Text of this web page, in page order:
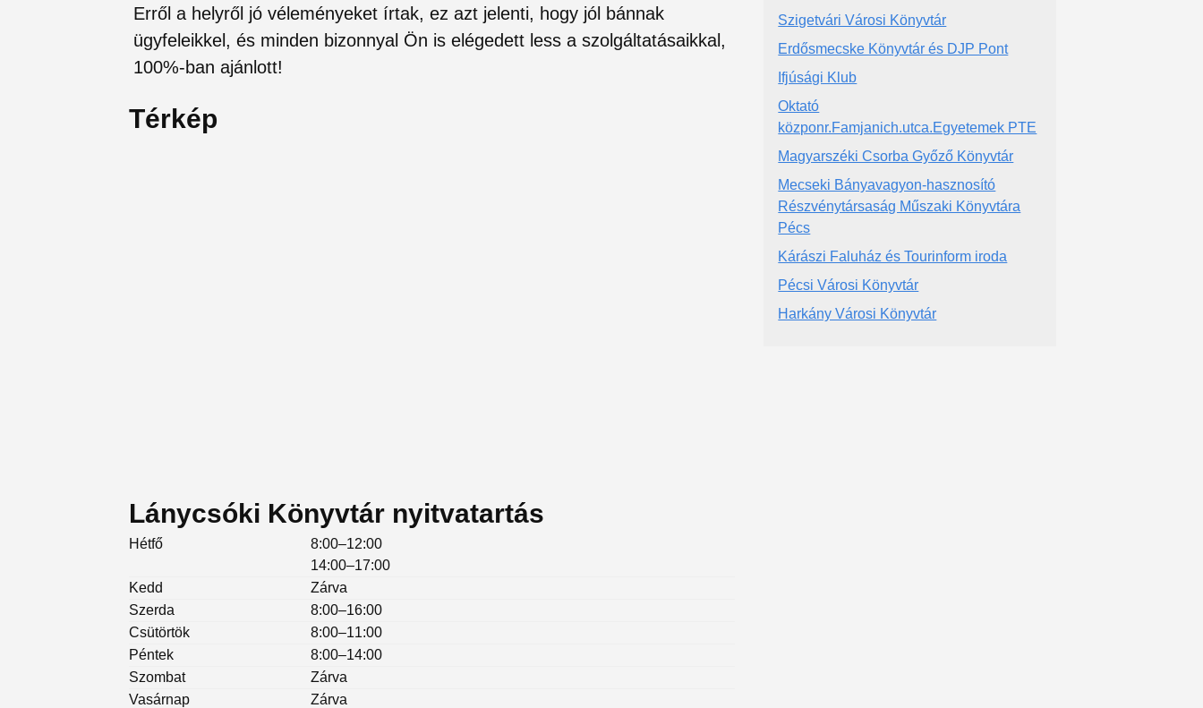
Erről a helyről jó véleményeket írtak, ez azt jelenti, hogy jól bánnak
ügyfeleikkel, és minden bizonnyal Ön is elégedett less a szolgáltatásaikkal,
100%-ban ajánlott!
Térkép
Lánycsóki Könyvtár nyitvatartás
Hétfő
8:00–12:00
14:00–17:00
Kedd
Zárva
Szerda
8:00–16:00
Csütörtök
8:00–11:00
Péntek
8:00–14:00
Szombat
Zárva
Vasárnap
Zárva
Szigetvári Városi Könyvtár
Erdősmecske Könyvtár és DJP Pont
Ifjúsági Klub
Oktató
közponr.Famjanich.utca.Egyetemek PTE
Magyarszéki Csorba Győző Könyvtár
Mecseki Bányavagyon-hasznosító
Részvénytársaság Műszaki Könyvtára
Pécs
Kárászi Faluház és Tourinform iroda
Pécsi Városi Könyvtár
Harkány Városi Könyvtár